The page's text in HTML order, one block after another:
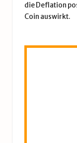
die Deflation
Coin auswirkt.